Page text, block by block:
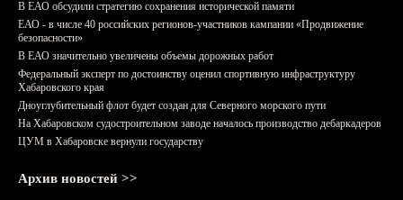
В ЕАО обсудили стратегию сохранения исторической памяти
ЕАО - в числе 40 российских регионов-участников кампании «Продвижение
безопасности»
В ЕАО значительно увеличены объемы дорожных работ
Федеральный эксперт по достоинству оценил спортивную инфраструктуру
Хабаровского края
Дноуглубительный флот будет создан для Северного морского пути
На Хабаровском судостроительном заводе началось производство дебаркадеров
ЦУМ в Хабаровске вернули государству
Архив новостей >>